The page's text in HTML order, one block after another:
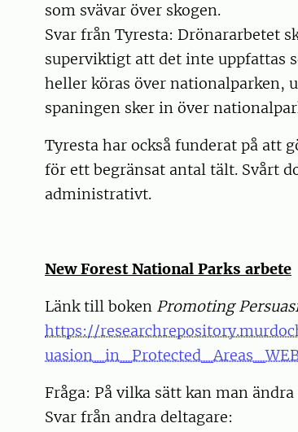
som svävar över skogen.
Svar från Tyresta: Drönararbetet
superviktigt att det inte uppfattas
heller köras över nationalparken,
spaningen sker in över
Tyresta har också funderat på att
för ett begränsat antal tält. Svårt
administrativt.
New Forest National Parks arbete
Länk till boken Promoting
https://
Fråga: På vilka sätt kan man
Svar från andra deltagare: